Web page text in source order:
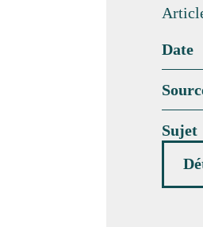
Date
Sujet